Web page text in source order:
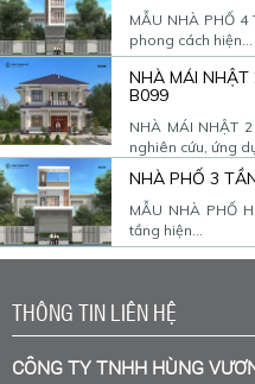
MẪU NHÀ PHỐ
phong cách hiện...
NHÀ MÁI NHẬT
B099
NHÀ MÁI NHẬT
nghiên cứu, ứng
NHÀ PHỐ 3
MẪU NHÀ PHỐ
tầng hiện...
THÔNG TIN LIÊN HỆ
CÔNG TY TNHH HÙNG